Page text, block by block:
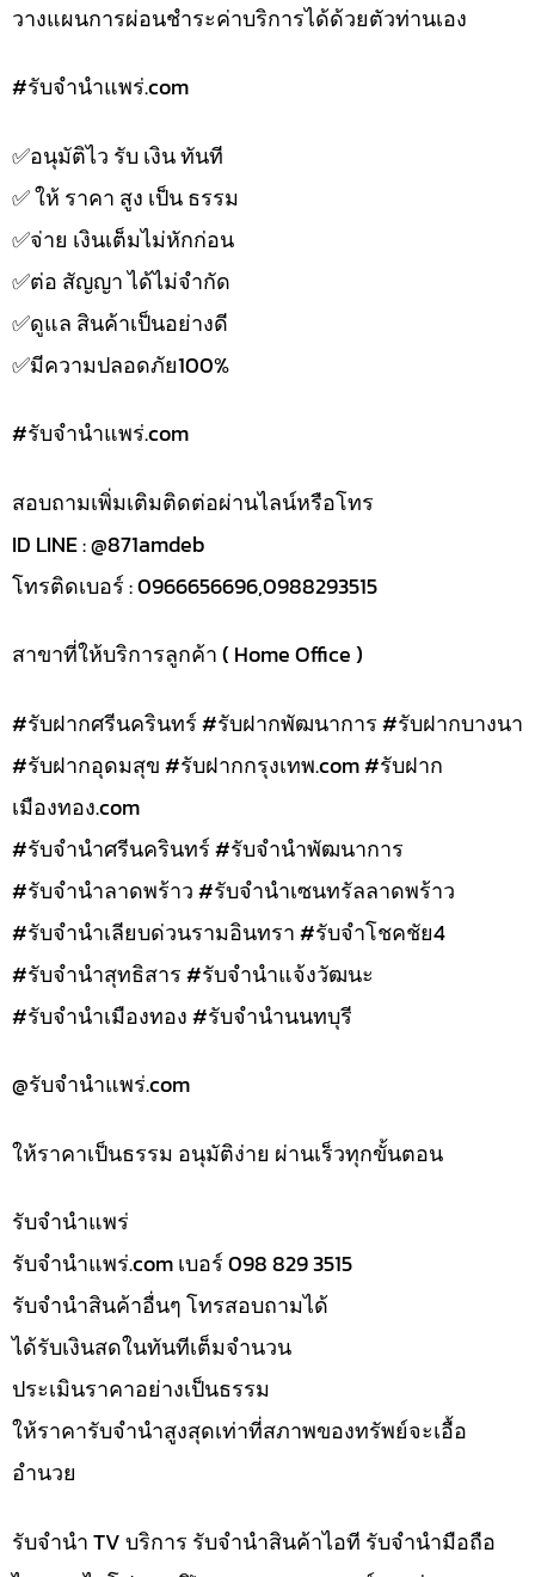
วางแผนการผ่อนชำระค่าบริการได้ด้วยตัวท่านเอง
#รับจํานําแพร่.com
✅️อนุมัติไว รับ เงิน ทันที
✅️ ให้ ราคา สูง เป็น ธรรม
✅️จ่าย เงินเต็มไม่หักก่อน
✅️ต่อ สัญญา ได้ไม่จำกัด
✅️ดูแล สินค้าเป็นอย่างดี
✅️มีความปลอดภัย100%
#รับจํานําแพร่.com
สอบถามเพิ่มเติมติดต่อผ่านไลน์หรือโทร
ID LINE : @871amdeb
โทรติดเบอร์ : 0966656696,0988293515
สาขาที่ให้บริการลูกค้า ( Home Office )
#รับฝากศรีนครินทร์ #รับฝากพัฒนาการ #รับฝากบางนา
#รับฝากอุดมสุข #รับฝากกรุงเทพ.com #รับฝาก
เมืองทอง.com
#รับจำนำศรีนครินทร์ #รับจำนำพัฒนาการ
#รับจำนำลาดพร้าว #รับจำนำเซนทรัลลาดพร้าว
#รับจำนำเลียบด่วนรามอินทรา #รับจำโชคชัย4
#รับจำนำสุทธิสาร #รับจำนำแจ้งวัฒนะ
#รับจำนำเมืองทอง #รับจำนำนนทบุรี
@รับจํานําแพร่.com
ให้ราคาเป็นธรรม อนุมัติง่าย ผ่านเร็วทุกขั้นตอน
รับจํานำแพร่
รับจํานําแพร่.com เบอร์ 098 829 3515
รับจำนำสินค้าอื่นๆ โทรสอบถามได้
ได้รับเงินสดในทันทีเต็มจำนวน
ประเมินราคาอย่างเป็นธรรม
ให้ราคารับจำนำสูงสุดเท่าที่สภาพของทรัพย์จะเอื้อ
อำนวย
รับจำนำ TV บริการ รับจำนำสินค้าไอที รับจำนำมือถือ